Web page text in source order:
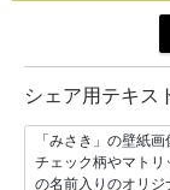
シェア用テキス